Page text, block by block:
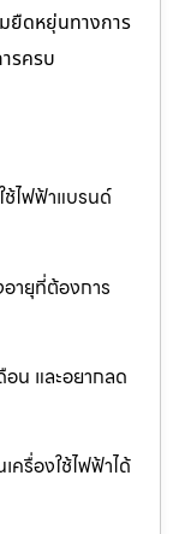
ยืดหยุ่นทางการ
รครบ
ช้ไฟฟ้าแบรนด์
ายุที่ต้องการ
อน และอยากลด
ครื่องใช้ไฟฟ้าได้